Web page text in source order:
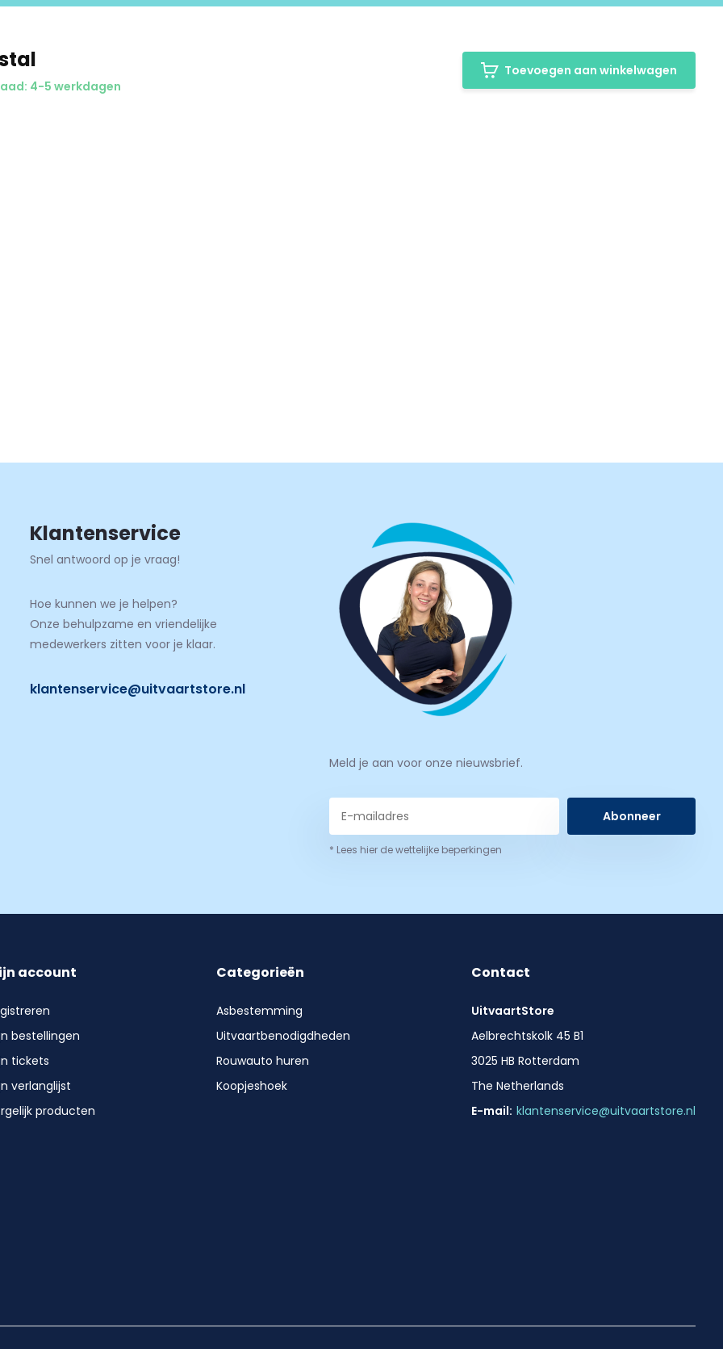
vakkundige medewerkers
een betrouwbare, discrete
4-5 werkdagen
Toevoegen aan winkelwagen
Klantenservice
Snel antwoord op je vraag!
Hoe kunnen we je helpen?
Onze behulpzame en vriendelijke
medewerkers zitten voor je klaar.
klantenservice@uitvaartstore.nl
Meld je aan voor onze nieuwsbrief.
Abonneer
* Lees hier de wettelijke beperkingen
account
bestellingen
tickets
verlanglijst
producten
Categorieën
Asbestemming
Uitvaartbenodigdheden
Rouwauto huren
Koopjeshoek
Contact
UitvaartStore
Aelbrechtskolk 45 B1
3025 HB Rotterdam
The Netherlands
E-mail: klantenservice@uitvaartstore.nl